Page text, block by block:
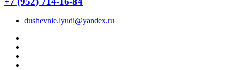
dushevnie.lyudi@yandex.ru